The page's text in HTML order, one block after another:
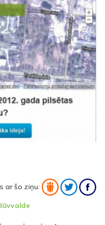
ar šo ziņu: